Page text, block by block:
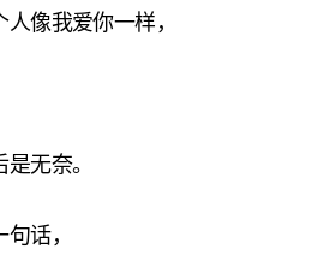
像我爱你一样，
无奈。
话，